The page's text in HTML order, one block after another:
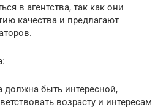
в агентства, так как они
качества и предлагают
должна быть интересной,
возрасту и интересам